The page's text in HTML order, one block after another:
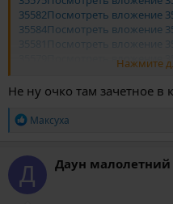
35582Посмотреть вложение
35584Посмотреть вложение
35581
Посмотреть вложение
Посмотреть вложение
Посмотреть вложение
Нажмите
Не ну очко там зачетное в
Р
к
ц
и
и
Максуха
Д Даун малолетний